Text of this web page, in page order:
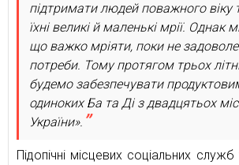
підтримати людей поважного віку
їхні великі й маленькі мрії. Однак
що важко мріяти, поки не
потреби. Тому протягом трьох
будемо забезпечувати
одиноких Ба та Ді з двадцятьох
України».
Підопічні місцевих соціальних